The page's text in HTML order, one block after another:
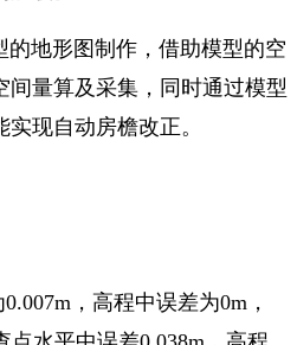
的地形图制作，借助模型的空
间量算及采集，同时通过模型
现自动房檐改正。
0.007m ，高程中误差为0m ，